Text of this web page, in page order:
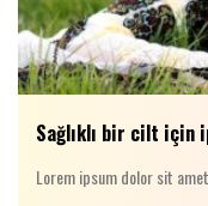
Sağlıklı bir cilt için
Lorem ipsum dolor sit